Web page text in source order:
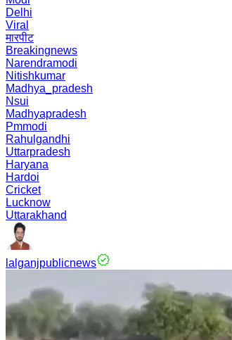
Delhi
Viral
मारपीट
Breakingnews
Narendramodi
Nitishkumar
Madhya_pradesh
Nsui
Madhyapradesh
Pmmodi
Rahulgandhi
Uttarpradesh
Haryana
Hardoi
Cricket
Lucknow
Uttarakhand
lalganjpublicnews